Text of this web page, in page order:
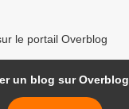
le portail Overblog
un blog sur Overblog